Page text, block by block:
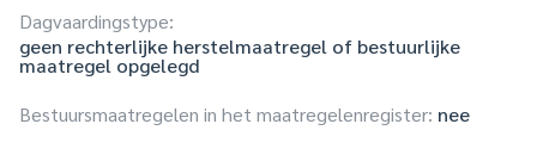
Dagvaardingstype:
geen rechterlijke herstelmaatregel of bestuurlijke
maatregel opgelegd
Bestuursmaatregelen in het maatregelenregister: nee